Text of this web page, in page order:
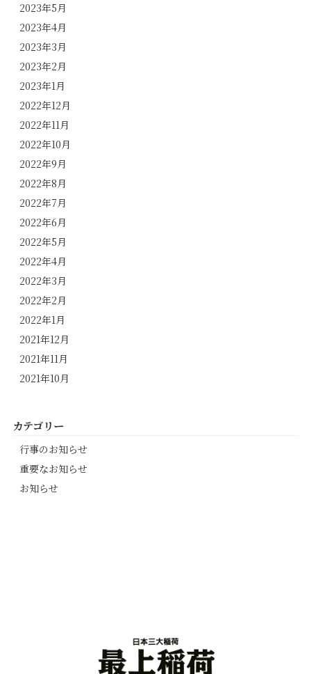
2023年5月
2023年4月
2023年3月
2023年2月
2023年1月
2022年12月
2022年11月
2022年10月
2022年9月
2022年8月
2022年7月
2022年6月
2022年5月
2022年4月
2022年3月
2022年2月
2022年1月
2021年12月
2021年11月
2021年10月
カテゴリー
行事のお知らせ
重要なお知らせ
お知らせ